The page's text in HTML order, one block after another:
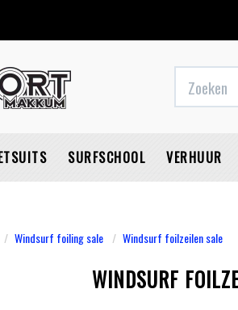
SURFSCHOOL VERHUUR
Windsurf foiling sale Windsurf foilzeilen sale
WINDSURF